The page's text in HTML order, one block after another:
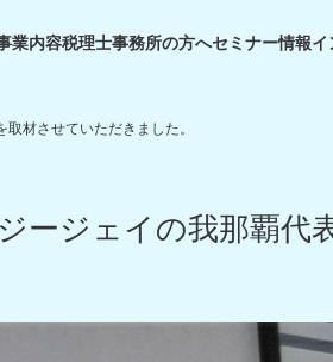
業内容税理士事務所の方へセミナー情報イ
材させていただきました。
ージェイの我那覇代